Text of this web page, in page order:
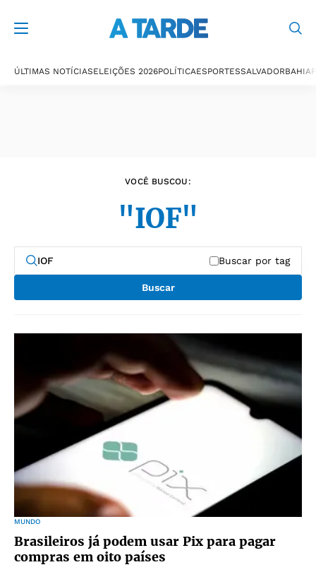
ÚLTIMAS NOTÍCIASELEIÇÕES 2026POLÍTICAESPORTESSALVADORBAHIA
VOCÊ BUSCOU:
"IOF"
Buscar por tag
Buscar
MUNDO
Brasileiros já podem usar Pix para pagar
compras em oito países